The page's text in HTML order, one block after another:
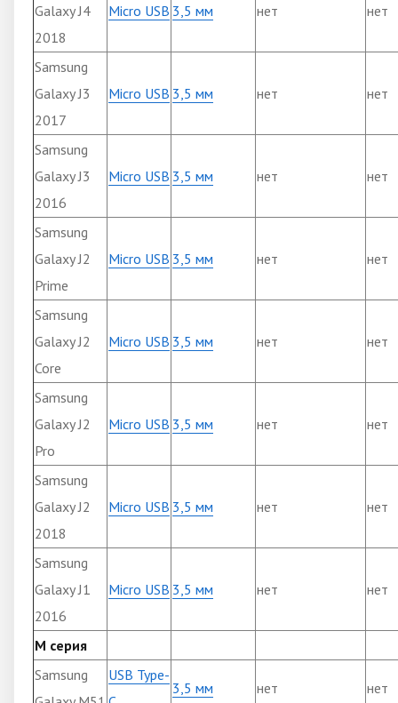
Galaxy J4
2018
Micro USB 3,5 мм нет нет
Samsung
Galaxy J3
2017
Micro USB 3,5 мм нет нет
Samsung
Galaxy J3
2016
Micro USB 3,5 мм нет нет
Samsung
Galaxy J2
Prime
Micro USB 3,5 мм нет нет
Samsung
Galaxy J2
Core
Micro USB 3,5 мм нет нет
Samsung
Galaxy J2
Pro
Micro USB 3,5 мм нет нет
Samsung
Galaxy J2
2018
Micro USB 3,5 мм нет нет
Samsung
Galaxy J1
2016
Micro USB 3,5 мм нет нет
М серия
Samsung
USB Type-
3,5 мм нет нет